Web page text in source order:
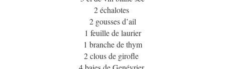
2 échalotes
2 gousses d’ail
1 feuille de laurier
1 branche de thym
2 clous de girofle